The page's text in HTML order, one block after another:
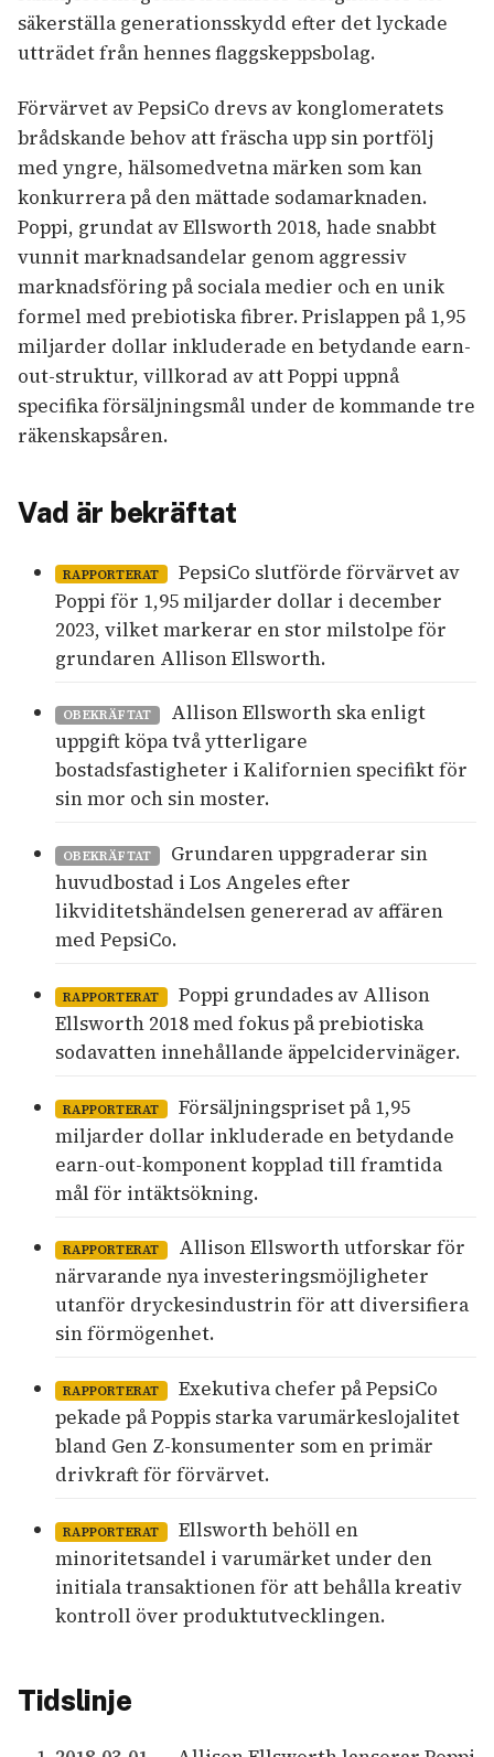
säkerställa generationsskydd efter det lyckade
utträdet från hennes flaggskeppsbolag.
Förvärvet av PepsiCo drevs av konglomeratets
brådskande behov att fräscha upp sin portfölj
med yngre, hälsomedvetna märken som kan
konkurrera på den mättade sodamarknaden.
Poppi, grundat av Ellsworth 2018, hade snabbt
vunnit marknadsandelar genom aggressiv
marknadsföring på sociala medier och en unik
formel med prebiotiska fibrer. Prislappen på 1,95
miljarder dollar inkluderade en betydande earn-
out-struktur, villkorad av att Poppi uppnå
specifika försäljningsmål under de kommande tre
räkenskapsåren.
Vad är bekräftat
RAPPORTERAT
PepsiCo slutförde förvärvet av
Poppi för 1,95 miljarder dollar i december
2023, vilket markerar en stor milstolpe för
grundaren Allison Ellsworth.
OBEKRÄFTAT
Allison Ellsworth ska enligt
uppgift köpa två ytterligare
bostadsfastigheter i Kalifornien specifikt för
sin mor och sin moster.
OBEKRÄFTAT
Grundaren uppgraderar sin
huvudbostad i Los Angeles efter
likviditetshändelsen genererad av affären
med PepsiCo.
RAPPORTERAT
Poppi grundades av Allison
Ellsworth 2018 med fokus på prebiotiska
sodavatten innehållande äppelcidervinäger.
RAPPORTERAT
Försäljningspriset på 1,95
miljarder dollar inkluderade en betydande
earn-out-komponent kopplad till framtida
mål för intäktsökning.
RAPPORTERAT
Allison Ellsworth utforskar för
närvarande nya investeringsmöjligheter
utanför dryckesindustrin för att diversifiera
sin förmögenhet.
RAPPORTERAT
Exekutiva chefer på PepsiCo
pekade på Poppis starka varumärkeslojalitet
bland Gen Z-konsumenter som en primär
drivkraft för förvärvet.
RAPPORTERAT
Ellsworth behöll en
minoritetsandel i varumärket under den
initiala transaktionen för att behålla kreativ
kontroll över produktutvecklingen.
Tidslinje